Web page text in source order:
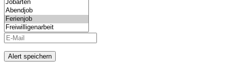
Alert speichern